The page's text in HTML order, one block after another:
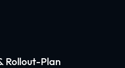
Rollout-Plan